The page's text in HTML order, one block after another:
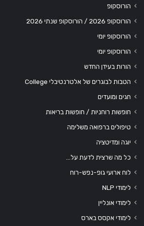
הורוסקופ
הורוסקופ 2026 / הורוסקופ שנתי 2026
הורוסקופ יומי
הורוסקופ יומי
הורות בעידן החדש
הטבות לבוגרים של אלטרנטיבלי College
חגים ומועדים
חופשות רוחניות / חופשות בריאות
טיפולים ברפואה משלימה
יוגה ומדיטציה
כל מה שרצית לדעת על…
לוח ארועי גופ-נפש-רוח
לימודי NLP
לימודי אונליין
לימודי אקסס בארס